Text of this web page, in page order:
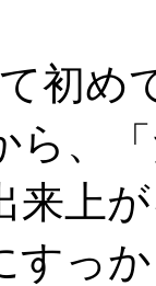
初め
ら、
来上
すっ